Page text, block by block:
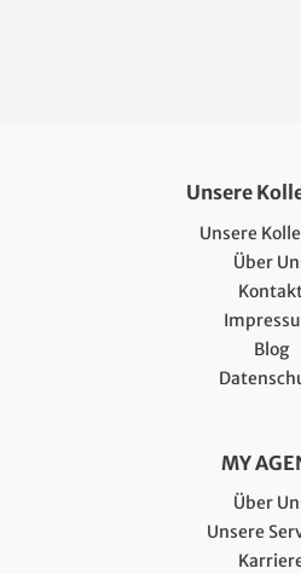
Unsere
Unsere
Über
Blog
MY
Über
Unsere